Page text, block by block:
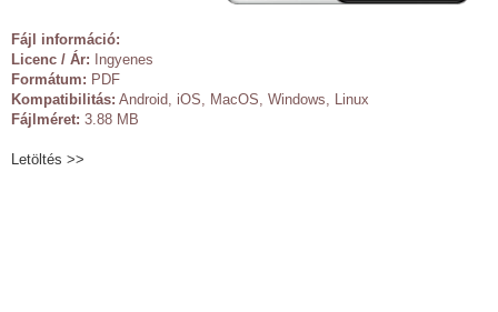
Fájl információ:
Licenc / Ár: Ingyenes
Formátum: PDF
Kompatibilitás: Android, iOS, MacOS, Windows, Linux
Fájlméret: 3.88 MB
Letöltés >>